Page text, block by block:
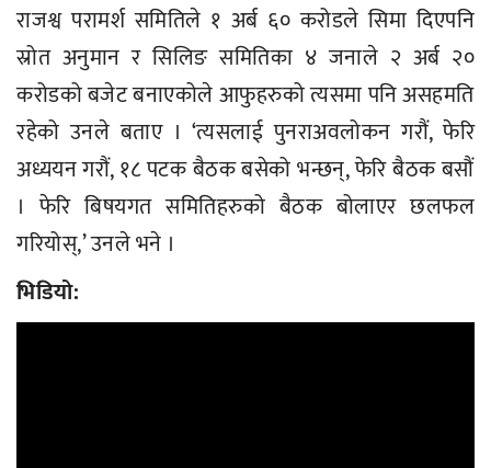
राजश्व परामर्श समितिले १ अर्ब ६० करोडले सिमा दिएपनि
स्रोत अनुमान र सिलिङ समितिका ४ जनाले २ अर्ब २०
करोडको बजेट बनाएकोले आफुहरुको त्यसमा पनि असहमति
रहेको उनले बताए । ‘त्यसलाई पुनराअवलोकन गरौं, फेरि
अध्ययन गरौं, १८ पटक बैठक बसेको भन्छन्, फेरि बैठक बसौं
। फेरि बिषयगत समितिहरुको बैठक बोलाएर छलफल
गरियोस्,’ उनले भने ।
भिडियो: